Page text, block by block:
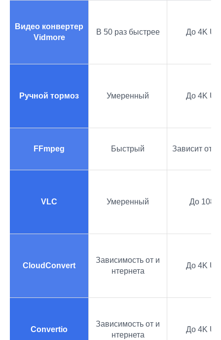
Видео конвертер
Vidmore
В 50 раз быстрее До 4K
Ручной тормоз Умеренный До 4K
FFmpeg Быстрый Зависит от
VLC Умеренный До
CloudConvert
Зависимость от и
нтернета
До 4K
Convertio
Зависимость от и
нтернета
До 4K